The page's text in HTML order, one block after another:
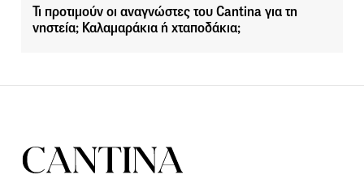
Τι προτιμούν οι αναγνώστες του Cantina για τη
νηστεία; Καλαμαράκια ή χταποδάκια;